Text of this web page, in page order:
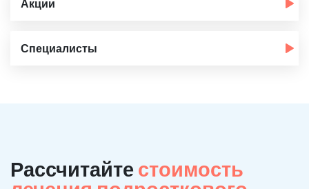
Акции
Специалисты
Рассчитайте стоимость